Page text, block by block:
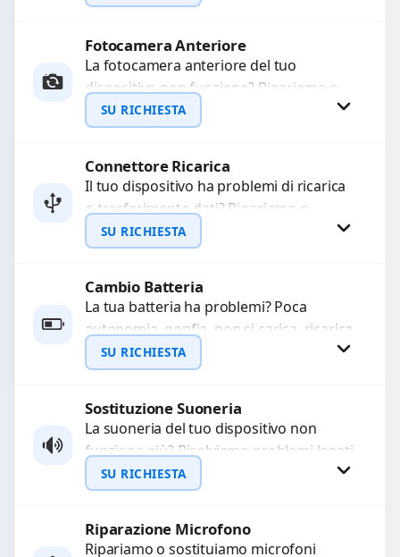
immagini sfocate, messa a fuoco non
Richiedi Preventivo
WhatsApp
Fotocamera Anteriore
La fotocamera anteriore del tuo
dispositivo non funziona? Ripariamo o
sostituiamo fotocamere guaste con
problemi come immagini sfocate, messa
SU RICHIESTA
Richiedi Preventivo
WhatsApp
Connettore Ricarica
Il tuo dispositivo ha problemi di ricarica
o trasferimento dati? Ripariamo o
sostituiamo connettori di ricarica guasti,
rotti, allentati, danneggiati,...
SU RICHIESTA
Richiedi Preventivo
WhatsApp
Cambio Batteria
La tua batteria ha problemi? Poca
autonomia, gonfia, non si carica, ricarica
lenta o cicli di ricarica esauriti?
Sostituiamo la...
SU RICHIESTA
Richiedi Preventivo
WhatsApp
Sostituzione Suoneria
La suoneria del tuo dispositivo non
funziona più? Risolviamo problemi legati
a moduli audio difettosi con interventi
precisi e componenti...
SU RICHIESTA
Richiedi Preventivo
Riparazione Microfono
Ripariamo o sostituiamo microfoni